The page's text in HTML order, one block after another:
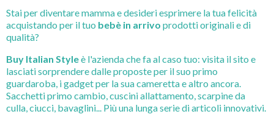
Stai per diventare mamma e desideri esprimere la tua felicità
acquistando per il tuo bebè in arrivo prodotti originali e di
qualità?
Buy Italian Styleè l'azienda che fa al caso tuo: visita il sito e
lasciati sorprendere dalle proposte per il suo primo
guardaroba, i gadget per la sua cameretta e altro ancora.
Sacchetti primo cambio, cuscini allattamento, scarpine da
culla, ciucci, bavaglini... Più una lunga serie di articoli innovativi.